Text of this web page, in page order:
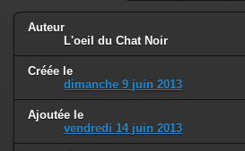
Auteur
L'oeil du Chat Noir
Créée le
dimanche 9 juin 2013
Ajoutée le
vendredi 14 juin 2013